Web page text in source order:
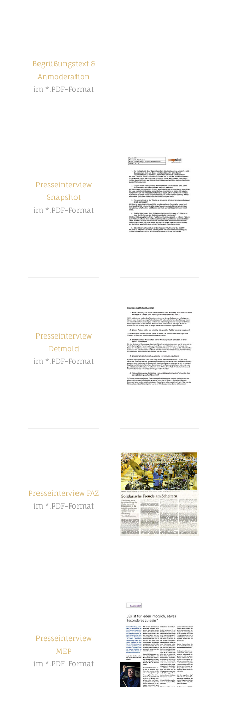
Begrüßungstext &
Anmoderation
im *.PDF-Format
Presseinterview
Snapshot
im *.PDF-Format
Presseinterview
Detmold
im *.PDF-Format
Presseinterview FAZ
im *.PDF-Format
Presseinterview
MEP
im *.PDF-Format